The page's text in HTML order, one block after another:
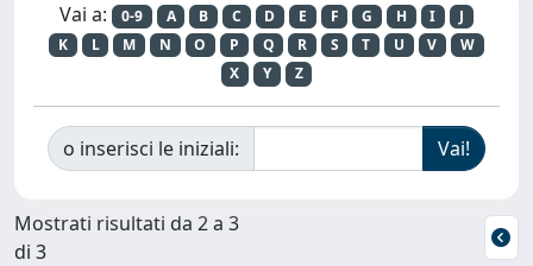
Vai a: 0-9 A B C D E F G H I
J
K
L M N O P Q R S T U V
W
X
Y Z
o inserisci le iniziali:
Mostrati risultati da 2 a 3
di 3